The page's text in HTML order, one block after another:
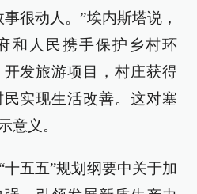
很动人。”埃内斯塔说，
和人民携手保护乡村环
发旅游项目，村庄获得
实现生活改善。这对塞
意义。
五五”规划纲要中关于加